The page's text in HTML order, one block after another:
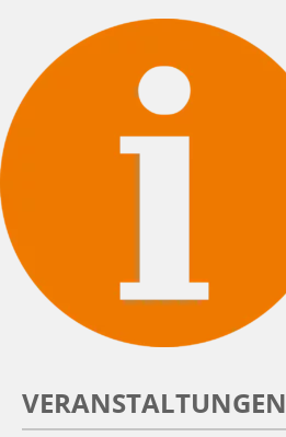
VERANSTALTUNGEN